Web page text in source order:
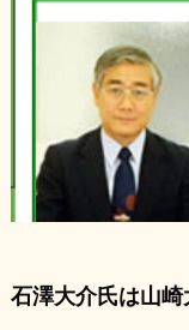
石澤大介氏は山